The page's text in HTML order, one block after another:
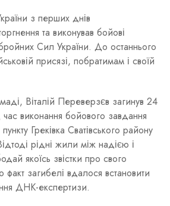
з перших днів
та виконував бойові
Сил України. До останнього
присязі, побратимам і своїй
Віталій Переверзєв загинув 24
виконання бойового завдання
Греківка Сватівського району
рідні жили між надією і
якоїсь звістки про свого
факт загибелі вдалося встановити
ДНК-експертизи.